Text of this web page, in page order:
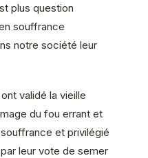
plus question
souffrance
notre société leur
validé la vieille
du fou errant et
et privilégié
leur vote de semer